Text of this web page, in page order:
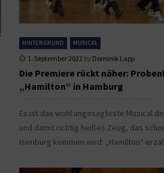
HINTERGRUND MUSICAL
1. September 2022 by Dominik Lapp
Die Premiere rückt näher:
„Hamilton“ in Hamburg
Es ist das wohl angesagteste Musical
und damit richtig heißes Zeug, das
Hamburg kommen wird: „Hamilton“